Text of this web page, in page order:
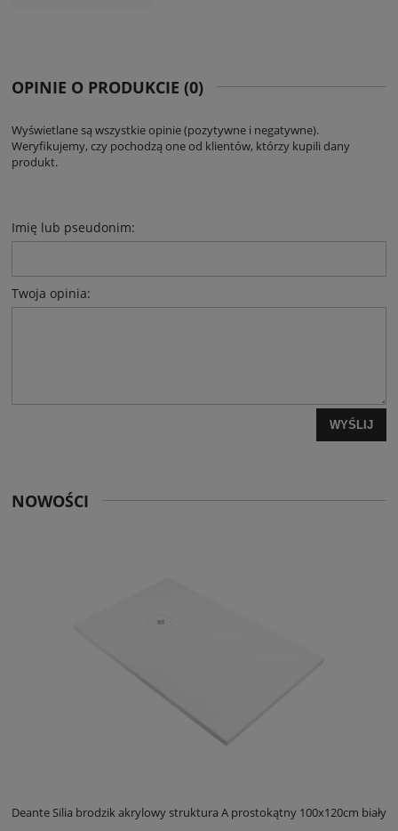
OPINIE O PRODUKCIE (0)
Wyświetlane są wszystkie opinie (pozytywne i negatywne).
Weryfikujemy, czy pochodzą one od klientów, którzy kupili dany
produkt.
Imię lub pseudonim:
Twoja opinia:
WYŚLIJ
NOWOŚCI
Deante Silia brodzik akrylowy struktura A prostokątny 100x120cm biały